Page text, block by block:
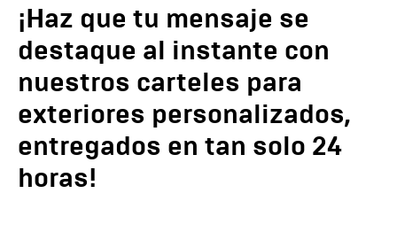
¡Haz que tu mensaje se
destaque al instante con
nuestros carteles para
exteriores personalizados,
entregados en tan solo 24
horas!